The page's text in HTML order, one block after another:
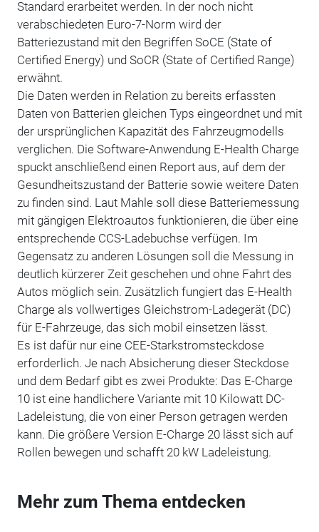
Standard erarbeitet werden. In der noch nicht
verabschiedeten Euro-7-Norm wird der
Batteriezustand mit den Begriffen SoCE (State of
Certified Energy) und SoCR (State of Certified Range)
erwähnt.
Die Daten werden in Relation zu bereits erfassten
Daten von Batterien gleichen Typs eingeordnet und mit
der ursprünglichen Kapazität des Fahrzeugmodells
verglichen. Die Software-Anwendung E-Health Charge
spuckt anschließend einen Report aus, auf dem der
Gesundheitszustand der Batterie sowie weitere Daten
zu finden sind. Laut Mahle soll diese Batteriemessung
mit gängigen Elektroautos funktionieren, die über eine
entsprechende CCS-Ladebuchse verfügen. Im
Gegensatz zu anderen Lösungen soll die Messung in
deutlich kürzerer Zeit geschehen und ohne Fahrt des
Autos möglich sein. Zusätzlich fungiert das E-Health
Charge als vollwertiges Gleichstrom-Ladegerät (DC)
für E-Fahrzeuge, das sich mobil einsetzen lässt.
Es ist dafür nur eine CEE-Starkstromsteckdose
erforderlich. Je nach Absicherung dieser Steckdose
und dem Bedarf gibt es zwei Produkte: Das E-Charge
10 ist eine handlichere Variante mit 10 Kilowatt DC-
Ladeleistung, die von einer Person getragen werden
kann. Die größere Version E-Charge 20 lässt sich auf
Rollen bewegen und schafft 20 kW Ladeleistung.
Mehr zum Thema entdecken